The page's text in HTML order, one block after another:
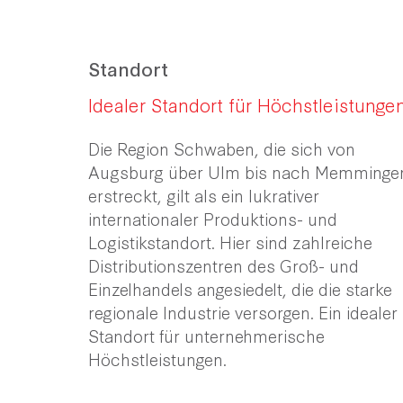
Standort
Idealer Standort für
Die Region Schwaben, die sich von
Augsburg über Ulm bis nach
erstreckt, gilt als ein lukrativer
internationaler Produktions- und
Logistikstandort. Hier sind zahlreiche
Distributionszentren des Groß- und
Einzelhandels angesiedelt, die die starke
regionale Industrie versorgen. Ein idealer
Standort für unternehmerische
Höchstleistungen.